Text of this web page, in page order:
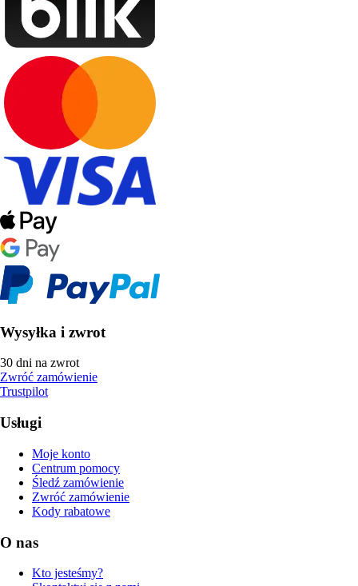
Wysyłka i zwrot
30 dni na zwrot
Zwróć zamówienie
Trustpilot
Usługi
Moje konto
Centrum pomocy
Śledź zamówienie
Zwróć zamówienie
Kody rabatowe
O nas
Kto jesteśmy?